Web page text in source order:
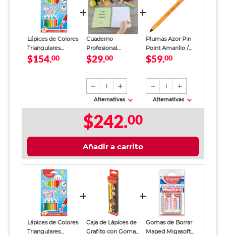
Lápices de Colores
Triangulares
Maped Color Peps
$154.00
Cuaderno
Profesional
SkyBook Go Plus
$29.00
1
Alternativas
Plumas Azor Pin
Point Amarillo /
Punto fino / Tinta
$59.00
1
Alternativas
$242.00
Añadir a carrito
Lápices de Colores
Triangulares
Caja de Lápices de
Grafito con Goma
Gomas de Borrar
Maped Migasoft